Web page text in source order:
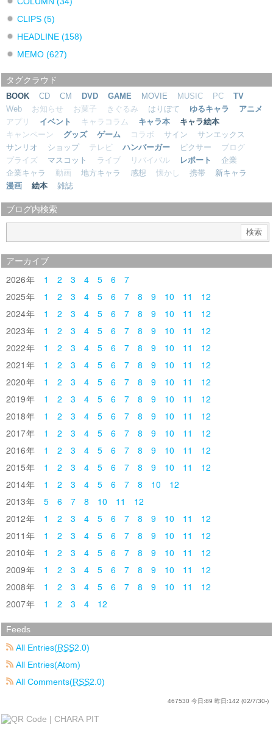
CLIPS (5)
HEADLINE (158)
MEMO (627)
タグクラウド
BOOK CD CM DVD GAME MOVIE MUSIC PC
TV
Web
お知らせ お菓子 きぐるみ はりぼて ゆるキャラ
アニメ
アプリ
イベント キャラコラム キャラ本
キャラ絵本
キャンペーン
グッズ ゲーム コラボ サイン
サンエックス
サンリオ
ショップ テレビ ハンバーガー ピクサー
ブログ
プライズ
マスコット ライブ リバイバル レポート
企業
企業キャラ
動画 地方キャラ 感想 懐かし 携帯
新キャラ
漫画
絵本 雑誌
ブログ内検索
アーカイブ
2026 1 2 3 4 5 6
7
2025
1 2 3 4 5 6 7 8 9 10 11
12
2024
1 2 3 4 5 6 7 8 9 10 11
12
2023
1 2 3 4 5 6 7 8 9 10 11
12
2022
1 2 3 4 5 6 7 8 9 10 11
12
2021
1 2 3 4 5 6 7 8 9 10 11
12
2020
1 2 3 4 5 6 7 8 9 10 11
12
2019
1 2 3 4 5 6 7 8 9 10 11
12
2018
1 2 3 4 5 6 7 8 9 10 11
12
2017
1 2 3 4 5 6 7 8 9 10 11
12
2016
1 2 3 4 5 6 7 8 9 10 11
12
2015
1 2 3 4 5 6 7 8 9 10 11
12
2014
1 2 3 4 5 6 7 8 10
12
2013
5 6 7 8 10 11
12
2012
1 2 3 4 5 6 7 8 9 10 11
12
2011
1 2 3 4 5 6 7 8 9 10 11
12
2010
1 2 3 4 5 6 7 8 9 10 11
12
2009
1 2 3 4 5 6 7 8 9 10 11
12
2008
1 2 3 4 5 6 7 8 9 10 11
12
2007
1 2 3 4 12
Feeds
All Entries(RSS2.0)
All Entries(Atom)
All Comments(RSS2.0)
467530 今日:89 昨日:142 (02/7/30-)